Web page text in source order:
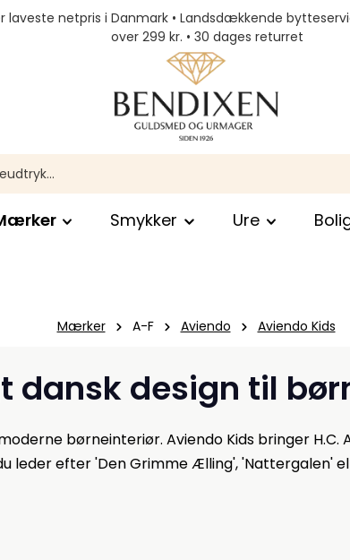
laveste netpris i Danmark • Landsdækkende
over 299 kr. • 30 dages returret
Smykker Ure
Mærker A-F Aviendo Aviendo Kids
dansk design til
børneinteriør. Aviendo Kids bringer
leder efter 'Den Grimme Ælling', 'Nattergalen'